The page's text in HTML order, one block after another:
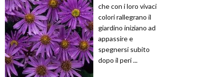
che con i loro vivaci
colori rallegrano il
giardino iniziano ad
appassire e
spegnersi subito
dopo il peri ...